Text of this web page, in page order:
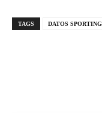
TAGS DATOS SPORTING